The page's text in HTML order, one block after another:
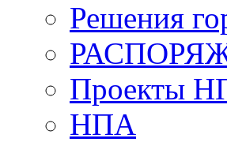
Решения
Проекты
НПА